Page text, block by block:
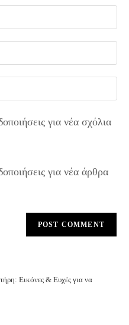
για νέα σχόλια
για νέα άρθρα
Εικόνες & Ευχές για να